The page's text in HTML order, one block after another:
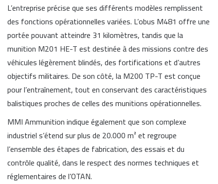
L’entreprise précise que ses différents modèles remplissent
des fonctions opérationnelles variées. L’obus M481 offre une
portée pouvant atteindre 31 kilomètres, tandis que la
munition M201 HE-T est destinée à des missions contre des
véhicules légèrement blindés, des fortifications et d’autres
objectifs militaires. De son côté, la M200 TP-T est conçue
pour l’entraînement, tout en conservant des caractéristiques
balistiques proches de celles des munitions opérationnelles.
MMI Ammunition indique également que son complexe
industriel s’étend sur plus de 20.000 m² et regroupe
l’ensemble des étapes de fabrication, des essais et du
contrôle qualité, dans le respect des normes techniques et
réglementaires de l’OTAN.